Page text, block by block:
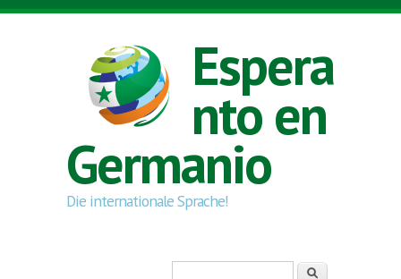
Skip to main content
Espera
nto en
Germanio
Die internationale Sprache!